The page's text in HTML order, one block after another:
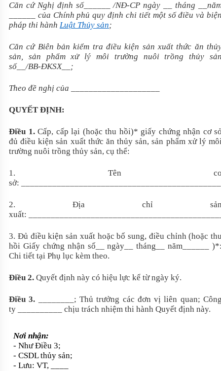
Căn cứ Nghị định số______ /NĐ-CP ngày __ tháng
______ của Chính phủ quy định chi tiết một số điều và
pháp thi hành Luật Thủy sản;
Căn cứ Biên bản kiểm tra điều kiện sản xuất thức ăn
sản, sản phẩm xử lý môi trường nuôi trồng thủy
số__/BB-ĐKSX__;
Theo đề nghị của ____________________
QUYẾT ĐỊNH:
Điều 1. Cấp, cấp lại (hoặc thu hồi)* giấy chứng nhận cơ
đủ điều kiện sản xuất thức ăn thủy sản, sản phẩm xử lý
trường nuôi trồng thủy sản, cụ thể:
1. Tên
sở:
2. Địa chỉ
xuất:
3. Đủ điều kiện sản xuất hoặc bổ sung, điều chỉnh (hoặc
hồi Giấy chứng nhận số__
ngày__ tháng__ năm______
Chi tiết tại Phụ lục kèm theo.
Điều 2. Quyết định này có hiệu lực kể từ ngày ký.
Điều 3.
________; Thủ trưởng các đơn vị liên quan;
ty __________ chịu trách nhiệm thi hành Quyết định này.
Nơi nhận:
- Như Điều 3;
- CSDL thủy sản;
- Lưu: VT, ____